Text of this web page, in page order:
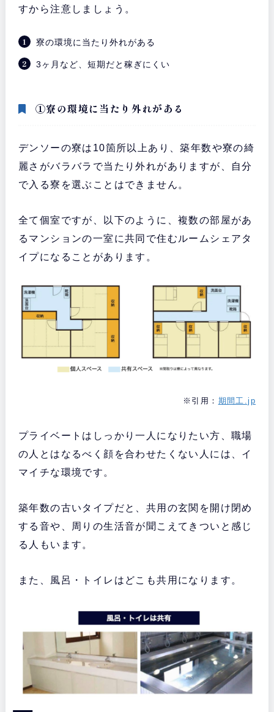
すから注意しましょう。
寮の環境に当たり外れがある
3ヶ月など、短期だと稼ぎにくい
①寮の環境に当たり外れがある
デンソーの寮は10箇所以上あり、築年数や寮の綺
麗さがバラバラで当たり外れがありますが、自分
で入る寮を選ぶことはできません。
全て個室ですが、以下のように、複数の部屋があ
るマンションの一室に共同で住むルームシェアタ
イプになることがあります。
※引用： 期間工.jp
プライベートはしっかり一人になりたい方、職場
の人とはなるべく顔を合わせたくない人には、イ
マイチな環境です。
築年数の古いタイプだと、共用の玄関を開け閉め
する音や、周りの生活音が聞こえてきついと感じ
る人もいます。
また、風呂・トイレはどこも共用になります。